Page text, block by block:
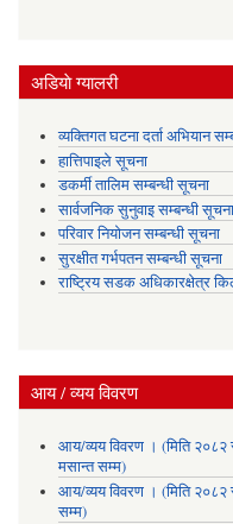
अडियाे ग्यालरी
व्यक्तिगत घटना दर्ता अभियान
हात्तिपाइले सूचना
डकर्मी तालिम सम्बन्धी सूचना
सार्वजनिक सुनुवाइ सम्बन्धी सूचना
परिवार नियोजन सम्बन्धी सूचना
सुरक्षीत गर्भपतन सम्बन्धी सूचना
राष्ट्रिय सडक अधिकारक्षेत्र
आय / व्यय विवरण
आय/व्यय विवरण । (मिति
मसान्त सम्म)
आय/व्यय विवरण । (मिति
सम्म)